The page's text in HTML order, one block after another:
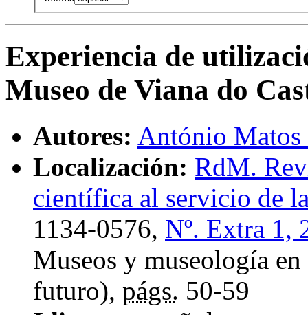
Experiencia de
Museo de Viana do
Autores: António Matos
Localización: RdM.
científica al servicio de
1134-0576, Nº. Extra 1,
Museos y museología
futuro), págs. 50-59